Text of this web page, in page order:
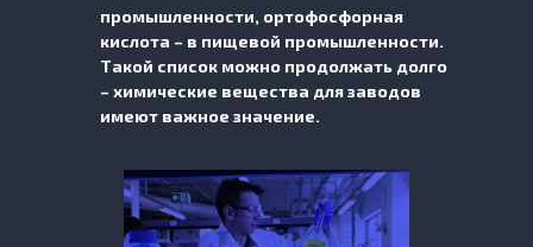
промышленности, ортофосфорная
кислота – в пищевой промышленности.
Такой список можно продолжать долго
– химические вещества для заводов
имеют важное значение.